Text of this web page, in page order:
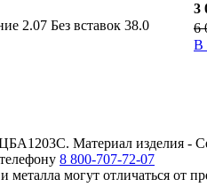
2.07 Без вставок 38.0
3
6
В
Материал изделия -
8 800-707-72-07
металла могут отличаться от